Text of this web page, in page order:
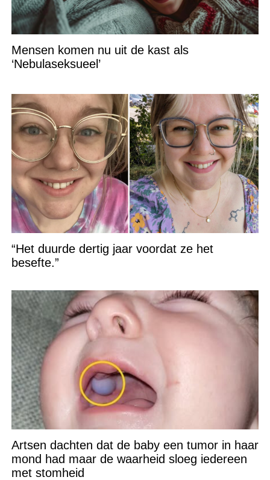
Mensen komen nu uit de kast als
‘Nebulaseksueel’
“Het duurde dertig jaar voordat ze het
besefte.”
Artsen dachten dat de baby een tumor in haar
mond had maar de waarheid sloeg iedereen
met stomheid